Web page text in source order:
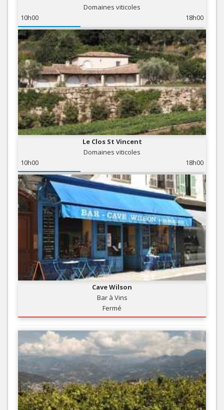
Domaines viticoles
10h00
18h00
Le Clos St Vincent
Domaines viticoles
10h00
18h00
Cave Wilson
Bar à Vins
Fermé